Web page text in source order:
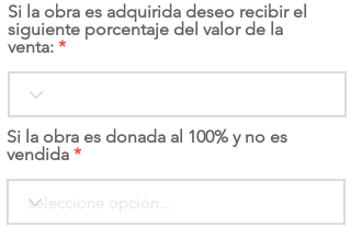
Si la obra es adquirida deseo recibir el
siguiente porcentaje del valor de la
venta:
Si la obra es donada al 100% y no es
vendida